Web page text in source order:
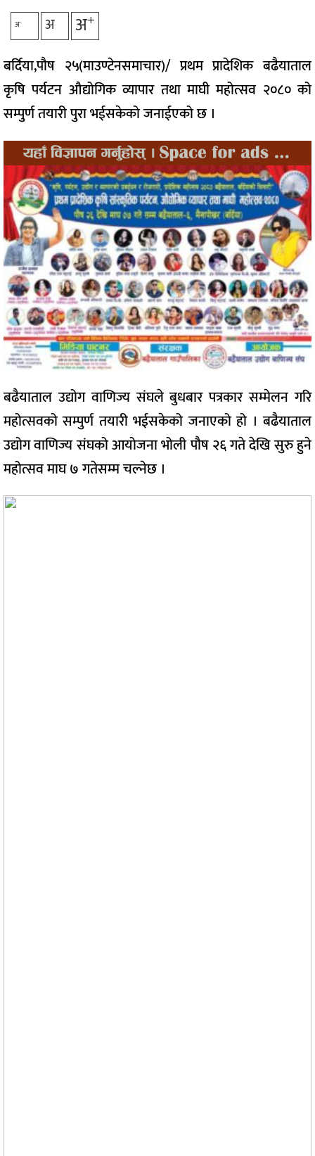
अ- अ अ+
बर्दिया,पौष २५(माउण्टेनसमाचार)/ प्रथम प्रादेशिक बढैयाताल
कृषि पर्यटन औद्योगिक व्यापार तथा माघी महोत्सव २०८० को
सम्पुर्ण तयारी पुरा भईसकेको जनाईएको छ ।
बढैयाताल उद्योग वाणिज्य संघले बुधबार पत्रकार सम्मेलन गरि
महोत्सवको सम्पुर्ण तयारी भईसकेको जनाएको हो । बढैयाताल
उद्योग वाणिज्य संघको आयोजना भोली पौष २६ गते देखि सुरु हुने
महोत्सव माघ ७ गतेसम्म चल्नेछ ।